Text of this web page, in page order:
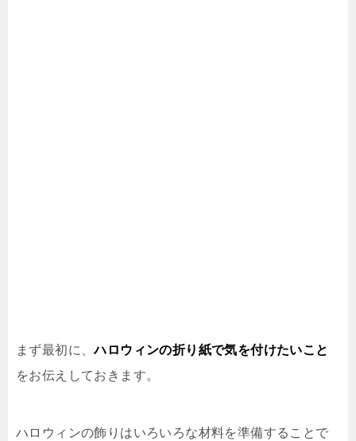
まず最初に、ハロウィンの折り紙で気を付けたいこと
をお伝えしておきます。
ハロウィンの飾りはいろいろな材料を準備することで